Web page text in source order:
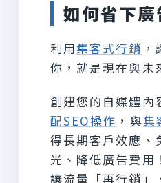
如何省下廣
利用集客式行銷
你，就是現在與未
創建您的自媒體內
配SEO操作 ，與集
得長期客戶效應、
光、降低廣告費用
讓流量「再行銷」